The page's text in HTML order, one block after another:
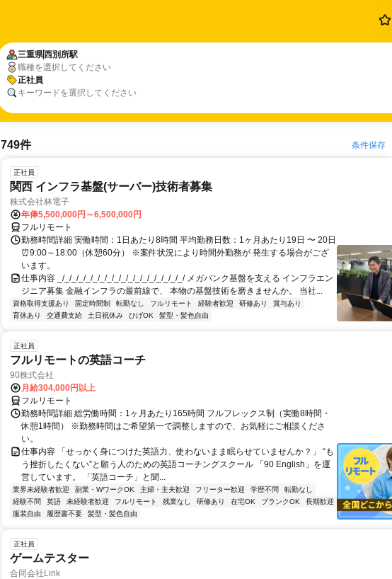
三重県西別所駅
職種を選択してください
正社員
キーワードを選択してください
749件 条件保存
正社員
関西 インフラ基盤(サーバー)技術者募集
株式会社林電子
年俸5,500,000円～6,500,000円
フルリモート
勤務時間詳細 実働時間：1日あたり8時間 平均勤務日数：1ヶ月あたり19日 〜 20日
⏰9:00～18:00（休憩60分） ※案件状況により時間外勤務が 発生する場合がござ
います。
仕事内容 _/_/_/_/_/_/_/_/_/_/_/_/_/_/_/_/_/_/ メガバンク基盤を支える インフラエン
ジニア募集 金融インフラの最前線で、 本物の基盤技術を磨きませんか。 当社...
資格取得支援あり 固定時間制 転勤なし フルリモート 経験者歓迎 研修あり
賞与あり
育休あり
交通費支給 土日祝休み ひげOK 髪型・髪色自由
正社員
フルリモートの英語コーチ
90株式会社
月給304,000円以上
フルリモート
勤務時間詳細 総労働時間：1ヶ月あたり165時間 フルフレックス制（実働8時間・
休憩1時間） ※勤務時間はご希望第一で調整しますので、お気軽にご相談くださ
い。
仕事内容 「せっかく身につけた英語力、使わないまま眠らせていませんか？」 “も
う挫折したくない”と願う人のための英語コーチングスクール 「90 English」を運
営しています。 「英語コーチ」と聞...
業界未経験者歓迎 副業・WワークOK 主婦・主夫歓迎 フリーター歓迎 学歴不問
転勤なし
経験不問
英語 未経験者歓迎 フルリモート 残業なし 研修あり 在宅OK ブランクOK
長期歓迎
服装自由
履歴書不要 髪型・髪色自由
正社員
ゲームテスター
合同会社Link